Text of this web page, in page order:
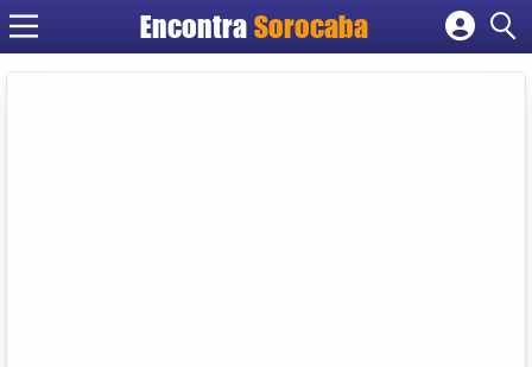
EncontraSorocaba
Cadastrar empresa